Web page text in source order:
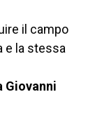
il campo
e la stessa
Giovanni